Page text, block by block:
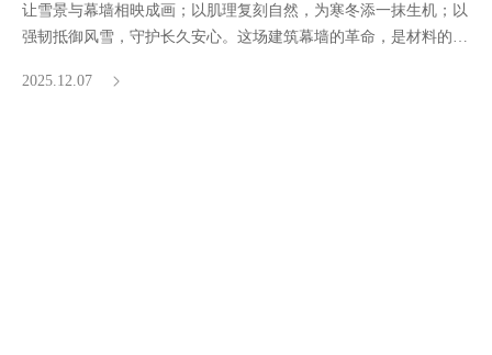
让雪景与幕墙相映成画；以肌理复刻自然，为寒冬添一抹生机；以
强韧抵御风雪，守护长久安心。这场建筑幕墙的革命，是材料的升
2025.12.07